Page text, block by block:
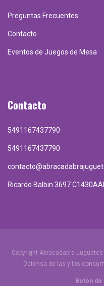
Preguntas Frecuentes
Contacto
Eventos de Juegos de Mesa
Contacto
5491167437790
5491167437790
Ricardo Balbin 3697
Copyright Abracadabra
Defensa de las y los
Botón